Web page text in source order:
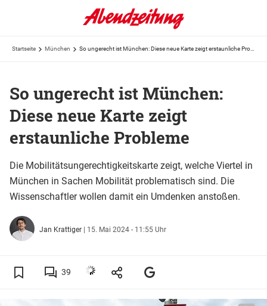
Startseite München
So ungerecht ist München:
Diese neue Karte zeigt
erstaunliche Probleme
Die Mobilitätsungerechtigkeitskarte zeigt, welche Viertel in
München in Sachen Mobilität problematisch sind. Die
Wissenschaftler wollen damit ein Umdenken anstoßen.
Jan Krattiger | 15. Mai 2024 - 11:55 Uhr
39